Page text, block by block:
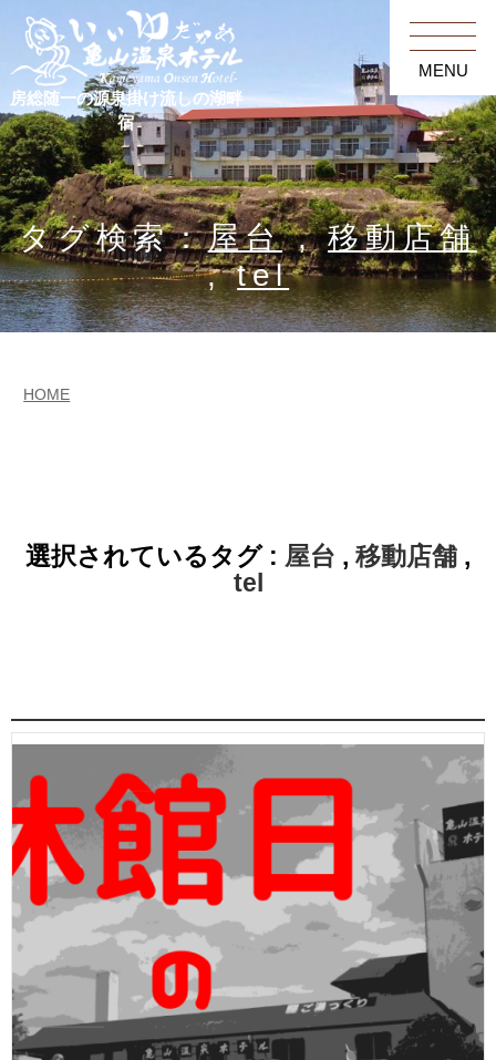
房総随一の源泉掛け流しの湖畔
宿
MENU
タグ検索：屋台,移動店舗
,tel
HOME
選択されているタグ : 屋台 , 移動店舗 ,
tel